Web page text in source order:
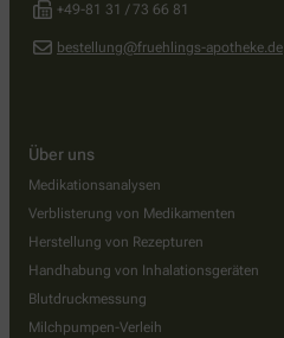
+49-81 31 / 73 66 81
bestellung@fruehlings-apotheke.de
Über uns
Medikationsanalysen
Verblisterung von Medikamenten
Herstellung von Rezepturen
Handhabung von Inhalationsgeräten
Blutdruckmessung
Milchpumpen-Verleih